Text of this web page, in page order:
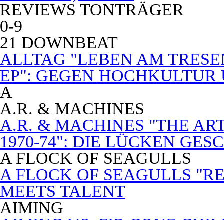
REVIEWS TONTRÄGER
0-9
21 DOWNBEAT
ALLTAG "LEBEN AM
EP": GEGEN
A
A.R. & MACHINES
A.R. & MACHINES "THE
1970-74": DIE LÜCKEN
A FLOCK OF SEAGULLS
A FLOCK OF SEAGULLS
MEETS TALENT
AIMING